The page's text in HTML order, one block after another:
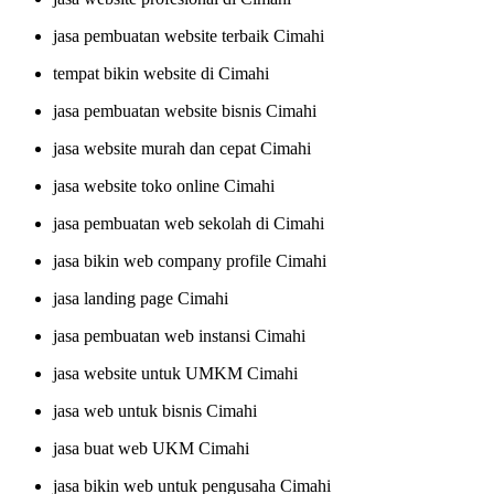
jasa pembuatan website terbaik Cimahi
tempat bikin website di Cimahi
jasa pembuatan website bisnis Cimahi
jasa website murah dan cepat Cimahi
jasa website toko online Cimahi
jasa pembuatan web sekolah di Cimahi
jasa bikin web company profile Cimahi
jasa landing page Cimahi
jasa pembuatan web instansi Cimahi
jasa website untuk UMKM Cimahi
jasa web untuk bisnis Cimahi
jasa buat web UKM Cimahi
jasa bikin web untuk pengusaha Cimahi